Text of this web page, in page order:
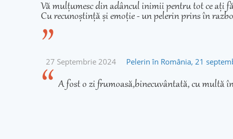
Vă mulțumesc din adâncul inimii pentru tot ce ați
Cu recunoștință și emoție - un pelerin prins în
27 Septembrie 2024 Pelerin în România, 21
A fost o zi frumoasă,binecuvântată, cu multă